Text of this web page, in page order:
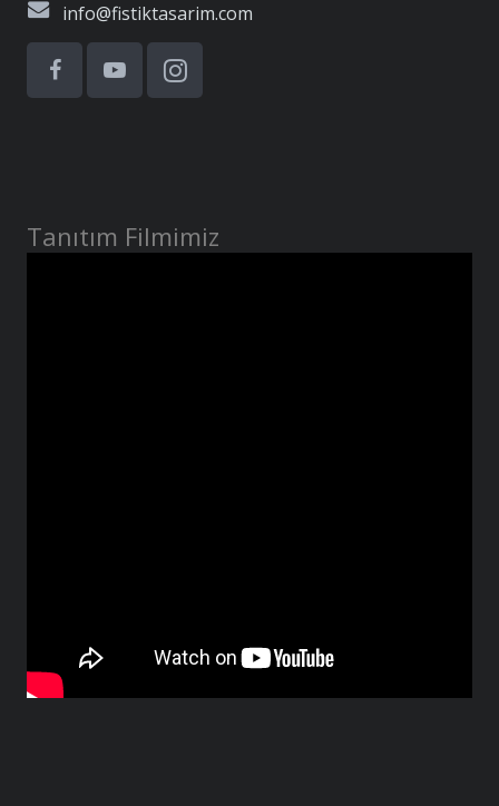
info@fistiktasarim.com
Tanıtım Filmimiz